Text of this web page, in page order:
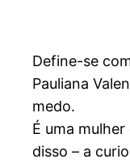
Define-se
Pauliana
medo.
É uma
disso – a